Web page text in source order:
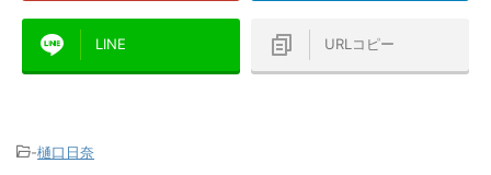
LINE URLコピー
-樋口日奈